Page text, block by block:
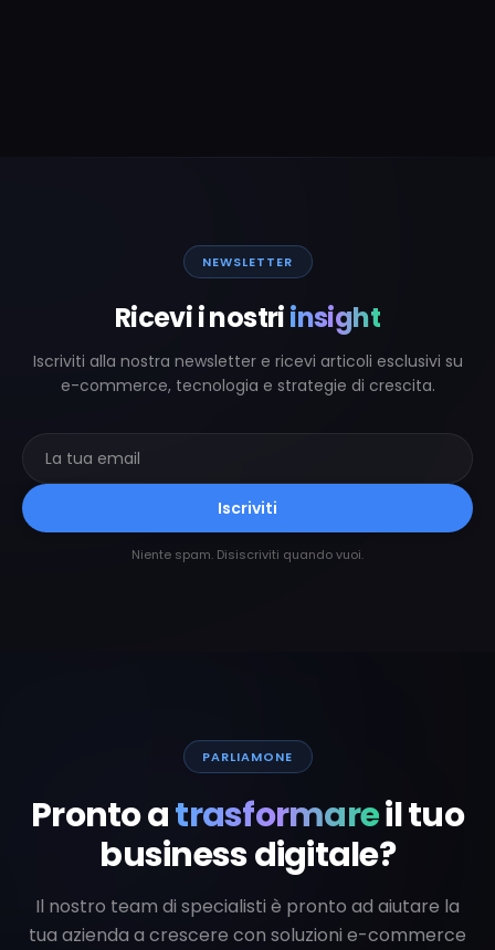
NEWSLETTER
Ricevi i nostriinsight
Iscriviti alla nostra newsletter e ricevi articoli esclusivi su
e-commerce, tecnologia e strategie di crescita.
Iscriviti
Niente spam. Disiscriviti quando vuoi.
PARLIAMONE
Pronto atrasformareil tuo
business digitale?
Il nostro team di specialisti è pronto ad aiutare la
tua azienda a crescere con soluzioni e-commerce